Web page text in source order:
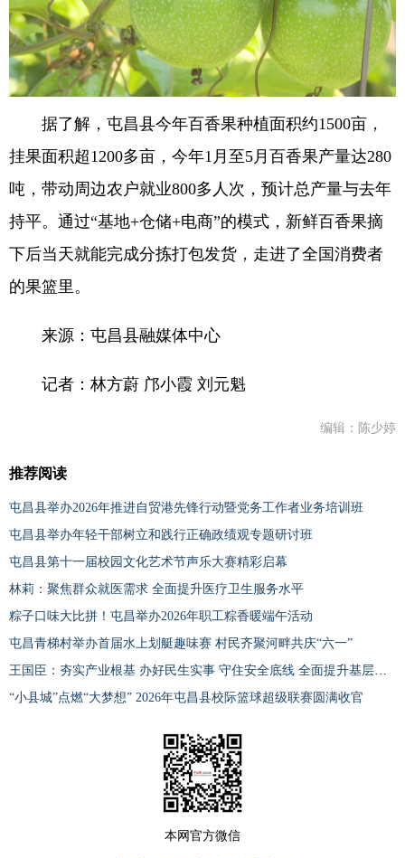
据了解，屯昌县今年百香果种植面积约1500亩，
挂果面积超1200多亩，今年1月至5月百香果产量达280
吨，带动周边农户就业800多人次，预计总产量与去年
持平。通过“基地+仓储+电商”的模式，新鲜百香果摘
下后当天就能完成分拣打包发货，走进了全国消费者
的果篮里。
来源：屯昌县融媒体中心
记者：林方蔚 邝小霞 刘元魁
编辑：陈少婷
推荐阅读
屯昌县举办2026年推进自贸港先锋行动暨党务工作者业务培训班
屯昌县举办年轻干部树立和践行正确政绩观专题研讨班
屯昌县第十一届校园文化艺术节声乐大赛精彩启幕
林莉：聚焦群众就医需求 全面提升医疗卫生服务水平
粽子口味大比拼！屯昌举办2026年职工粽香暖端午活动
屯昌青梯村举办首届水上划艇趣味赛 村民齐聚河畔共庆“六一”
“小县城”点燃“大梦想” 2026年屯昌县校际篮球超级联赛圆满收官
本网官方微信